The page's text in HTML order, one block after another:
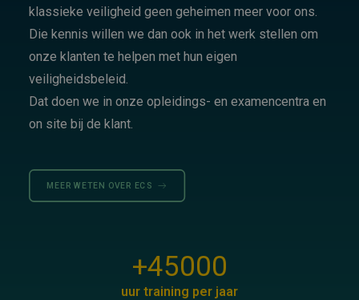
klassieke veiligheid geen geheimen meer voor ons.
Die kennis willen we dan ook in het werk stellen om
onze klanten te helpen met hun eigen
veiligheidsbeleid.
Dat doen we in onze opleidings- en examencentra en
on site bij de klant.
MEER WETEN OVER ECS
+45000
uur training per jaar